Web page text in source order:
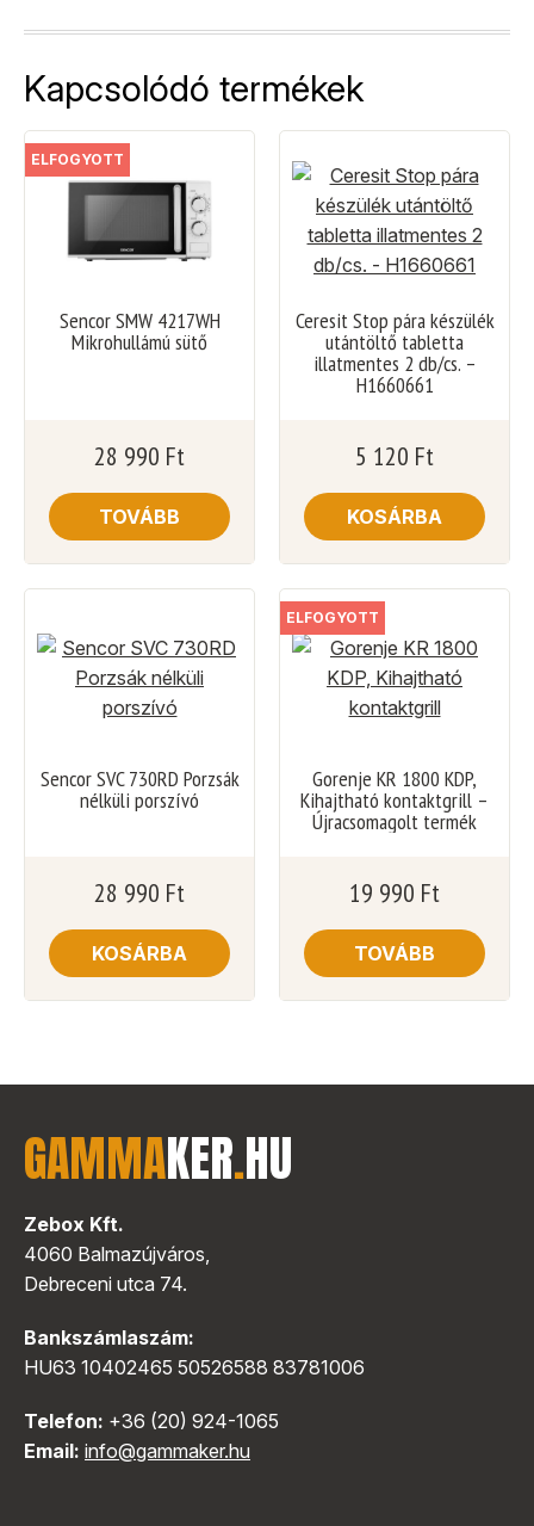
Kapcsolódó termékek
ELFOGYOTT
Sencor SMW 4217WH
Mikrohullámú sütő
28 990 Ft
TOVÁBB
Ceresit Stop pára készülék
utántöltő tabletta
illatmentes 2 db/cs. –
H1660661
5 120 Ft
KOSÁRBA
Sencor SVC 730RD Porzsák
nélküli porszívó
28 990 Ft
KOSÁRBA
ELFOGYOTT
Gorenje KR 1800 KDP,
Kihajtható kontaktgrill –
Újracsomagolt termék
19 990 Ft
TOVÁBB
GAMMAKER.HU
Zebox Kft.
4060 Balmazújváros,
Debreceni utca 74.
Bankszámlaszám:
HU63 10402465 50526588 83781006
Telefon: +36 (20) 924-1065
Email: info@gammaker.hu